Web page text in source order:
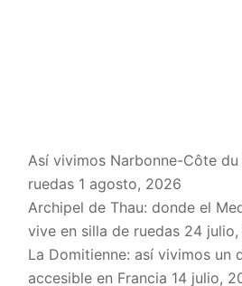
Así vivimos Narbonne-Côte
ruedas 1 agosto, 2026
Archipel de Thau: donde el
vive en silla de ruedas 24
La Domitienne: así vivimos un
accesible en Francia 14 julio,